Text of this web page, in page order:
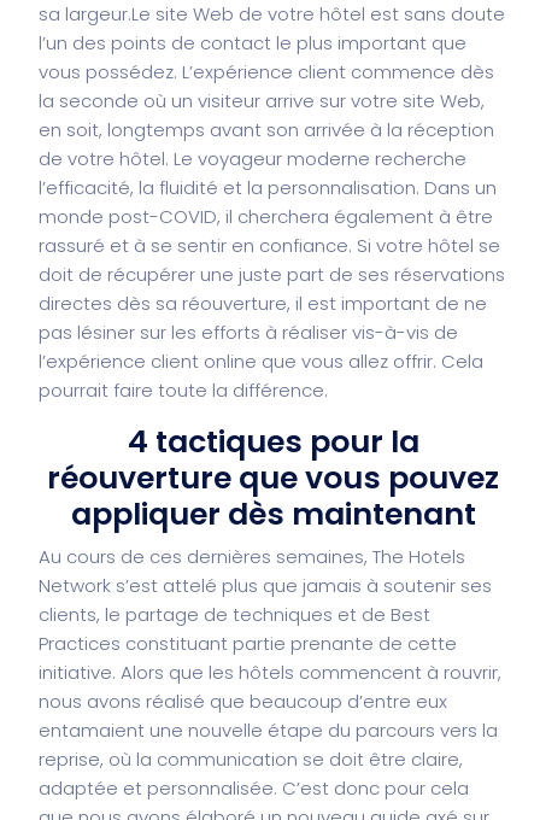
sa largeur.Le site Web de votre hôtel est sans doute
l’un des points de contact le plus important que
vous possédez. L’expérience client commence dès
la seconde où un visiteur arrive sur votre site Web,
en soit, longtemps avant son arrivée à la réception
de votre hôtel. Le voyageur moderne recherche
l’efficacité, la fluidité et la personnalisation. Dans un
monde post-COVID, il cherchera également à être
rassuré et à se sentir en confiance. Si votre hôtel se
doit de récupérer une juste part de ses réservations
directes dès sa réouverture, il est important de ne
pas lésiner sur les efforts à réaliser vis-à-vis de
l’expérience client online que vous allez offrir. Cela
pourrait faire toute la différence.
4 tactiques pour la
réouverture que vous pouvez
appliquer dès maintenant
Au cours de ces dernières semaines, The Hotels
Network s’est attelé plus que jamais à soutenir ses
clients, le partage de techniques et de Best
Practices constituant partie prenante de cette
initiative. Alors que les hôtels commencent à rouvrir,
nous avons réalisé que beaucoup d’entre eux
entamaient une nouvelle étape du parcours vers la
reprise, où la communication se doit être claire,
adaptée et personnalisée. C’est donc pour cela